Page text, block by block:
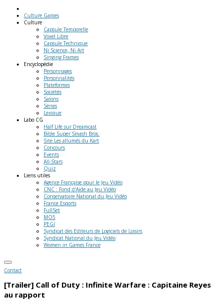
Culture Games
Culture
Capsule Temporelle
Voxel Libre
Capsule Technique
Ni Science, Ni Art
Singing Frames
Encyclopédie
Personnages
Personnalités
Plateformes
Sociétés
Salons
Séries
Lexique
Labo CG
Half Life sur Dreamcast
Bible Super Smash Bros.
Site Les allumés du Kart
Concours
Events
All-Stars
Quiz
Liens utiles
Agence Française pour le Jeu Vidéo
CNC : Fond d'Aide au Jeu Vidéo
Conservatoire National du Jeu Vidéo
France Esports
FullSet
MO5
PEGI
Syndicat des Editeurs de Logiciels de Loisirs
Syndicat National du Jeu Vidéo
Women in Games France
Contact
[Trailer] Call of Duty : Infinite Warfare : Capitaine Reyes
au rapport